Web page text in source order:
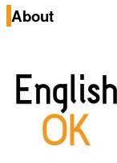
About